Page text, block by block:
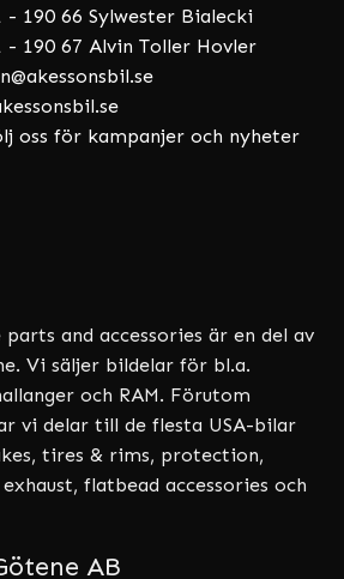
- 190 66 Sylwester Bialecki
- 190 67 Alvin Toller Hovler
oss för kampanjer och nyheter
parts and accessories är en del av
Vi säljer bildelar för bl.a.
och RAM. Förutom
vi delar till de flesta USA-bilar
tires & rims, protection,
flatbead accessories och
AB